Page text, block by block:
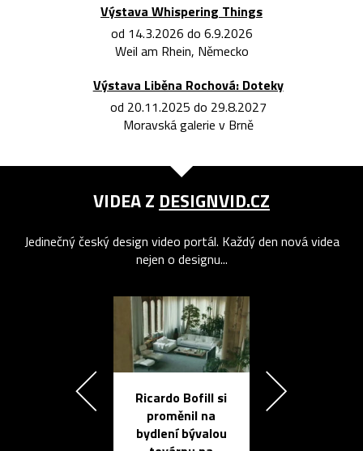
Výstava Whispering Things
od 14.3.2026 do 6.9.2026
Weil am Rhein, Německo
Výstava Liběna Rochová: Doteky
od 20.11.2025 do 29.8.2027
Moravská galerie v Brně
VIDEA Z DESIGNVID.CZ
Jedinečný český design video portál. Každý den nová videa
nejen o designu...
Ricardo Bofill si
proměnil na
bydlení bývalou